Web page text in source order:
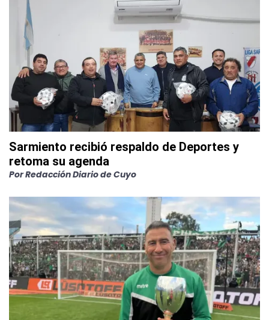
Sarmiento recibió respaldo de Deportes y
retoma su agenda
PorRedacción Diario de Cuyo